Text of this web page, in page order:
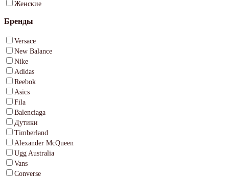
Женские
Бренды
Versace
New Balance
Nike
Adidas
Reebok
Asics
Fila
Balenciaga
Дутики
Timberland
Alexander McQueen
Ugg Australia
Vans
Converse